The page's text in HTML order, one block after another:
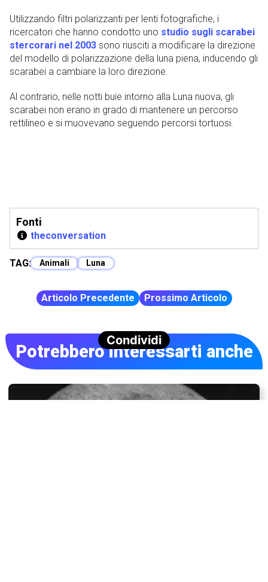
Utilizzando filtri polarizzanti per lenti fotografiche, i
ricercatori che hanno condotto uno studio sugli scarabei
stercorari nel 2003 sono riusciti a modificare la direzione
del modello di polarizzazione della luna piena, inducendo gli
scarabei a cambiare la loro direzione.
Al contrario, nelle notti buie intorno alla Luna nuova, gli
scarabei non erano in grado di mantenere un percorso
rettilineo e si muovevano seguendo percorsi tortuosi.
Fonti
theconversation
TAG: Animali Luna
Articolo Precedente Prossimo Articolo
Potrebbero interessarti anche
Condividi